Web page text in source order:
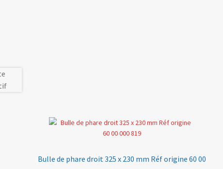
Bulle de phare droit 325 x 230 mm Réf origine 60 00